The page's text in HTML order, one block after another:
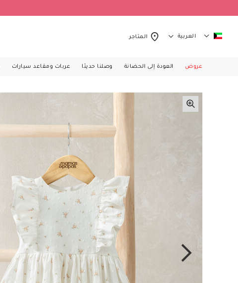
العربية المتاجر
عروض العودة إلى الحضانة وصلنا حديثا عربات ومقاعد سيارات